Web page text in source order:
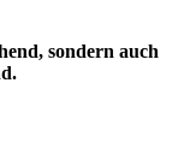
sondern auch